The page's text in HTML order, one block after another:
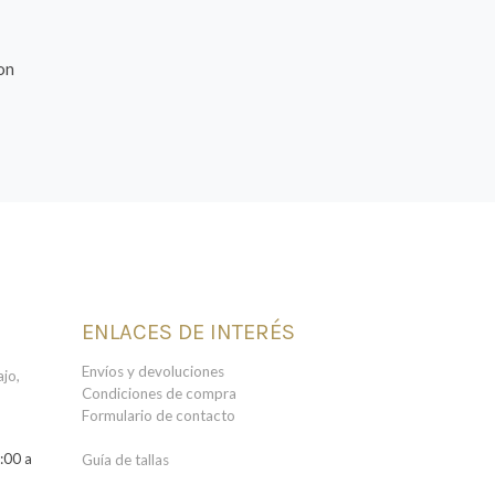
a
ENLACES DE INTERÉS
Envíos y devoluciones
Condiciones de compra
Formulario de contacto
Guía de tallas